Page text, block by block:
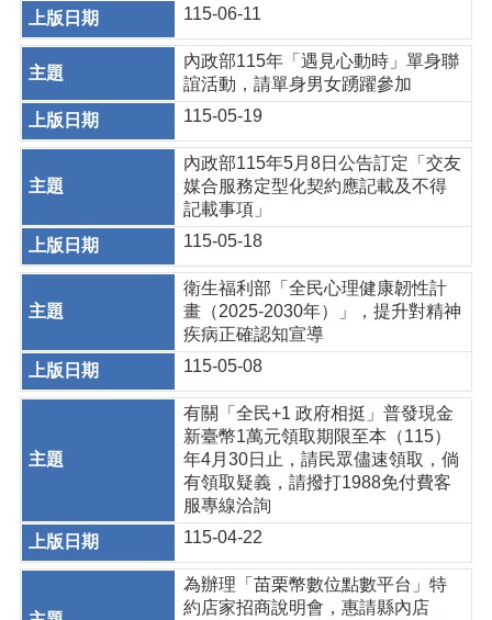
115-06-11
內政部115年「遇見心動時」單身聯
誼活動，請單身男女踴躍參加
115-05-19
內政部115年5月8日公告訂定「交友
媒合服務定型化契約應記載及不得
記載事項」
115-05-18
衛生福利部「全民心理健康韌性計
畫（2025-2030年）」，提升對精神
疾病正確認知宣導
115-05-08
有關「全民+1 政府相挺」普發現金
新臺幣1萬元領取期限至本（115）
年4月30日止，請民眾儘速領取，倘
有領取疑義，請撥打1988免付費客
服專線洽詢
115-04-22
為辦理「苗栗幣數位點數平台」特
約店家招商說明會，惠請縣內店